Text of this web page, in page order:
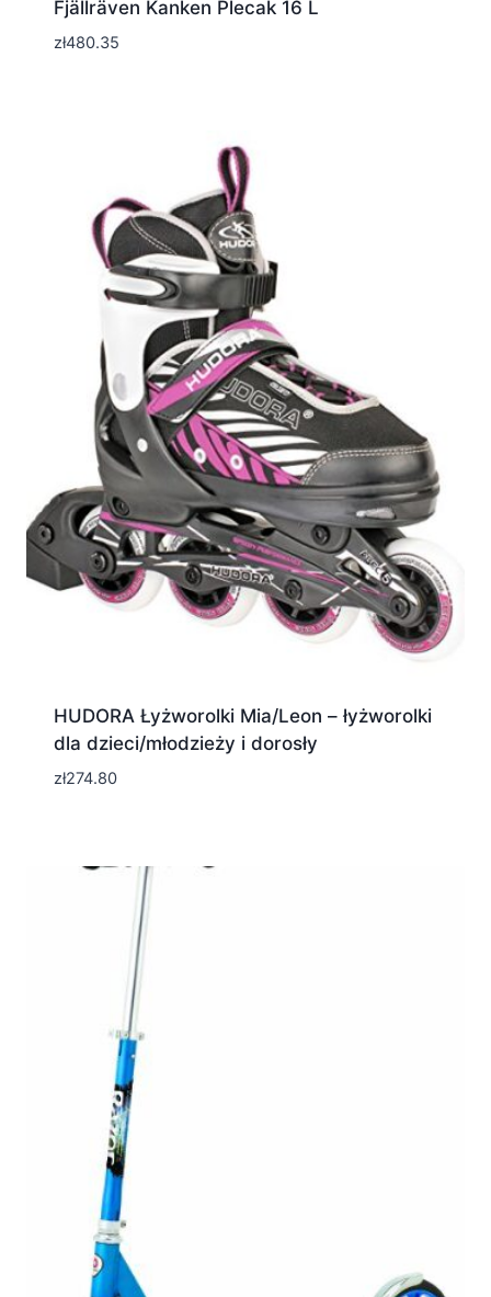
Fjällräven Kanken Plecak 16 L
zł480.35
HUDORA Łyżworolki Mia/Leon – łyżworolki
dla dzieci/młodzieży i dorosły
zł274.80